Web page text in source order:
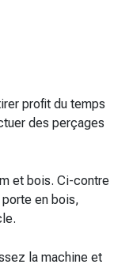
profit du temps
des perçages
et bois. Ci-contre
en bois,
la machine et